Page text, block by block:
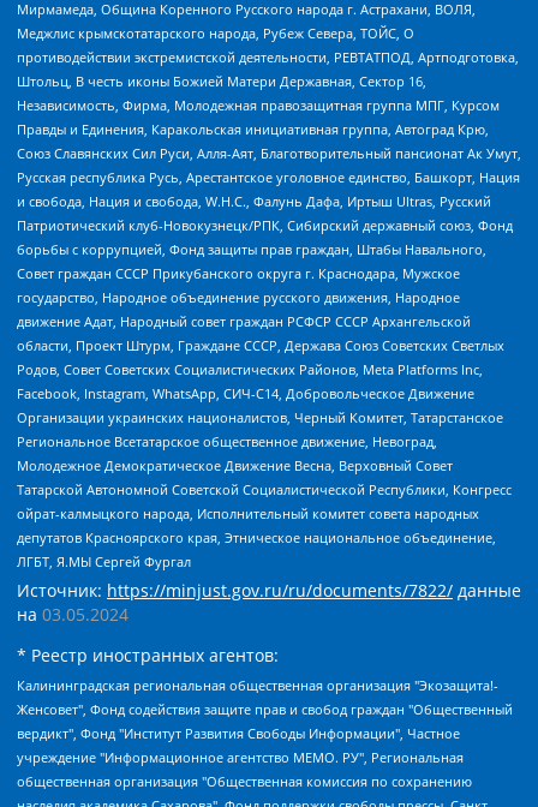
Мирмамеда, Община Коренного Русского народа г. Астрахани, ВОЛЯ,
Меджлис крымскотатарского народа, Рубеж Севера, ТОЙС, О
противодействии экстремистской деятельности, РЕВТАТПОД, Артподготовка,
Штольц, В честь иконы Божией Матери Державная, Сектор 16,
Независимость, Фирма, Молодежная правозащитная группа МПГ, Курсом
Правды и Единения, Каракольская инициативная группа, Автоград Крю,
Союз Славянских Сил Руси, Алля-Аят, Благотворительный пансионат Ак Умут,
Русская республика Русь, Арестантское уголовное единство, Башкорт, Нация
и свобода, Нация и свобода, W.H.С., Фалунь Дафа, Иртыш Ultras, Русский
Патриотический клуб-Новокузнецк/РПК, Сибирский державный союз, Фонд
борьбы с коррупцией, Фонд защиты прав граждан, Штабы Навального,
Совет граждан СССР Прикубанского округа г. Краснодара, Мужское
государство, Народное объединение русского движения, Народное
движение Адат, Народный совет граждан РСФСР СССР Архангельской
области, Проект Штурм, Граждане СССР, Держава Союз Советских Светлых
Родов, Совет Советских Социалистических Районов, Meta Platforms Inc,
Facebook, Instagram, WhatsApp, СИЧ-С14, Добровольческое Движение
Организации украинских националистов, Черный Комитет, Татарстанское
Региональное Всетатарское общественное движение, Невоград,
Молодежное Демократическое Движение Весна, Верховный Совет
Татарской Автономной Советской Социалистической Республики, Конгресс
ойрат-калмыцкого народа, Исполнительный комитет совета народных
депутатов Красноярского края, Этническое национальное объединение,
ЛГБТ, Я.МЫ Сергей Фургал
Источник: https://minjust.gov.ru/ru/documents/7822/ данные
на 03.05.2024
* Реестр иностранных агентов:
Калининградская региональная общественная организация "Экозащита!-Женсовет", Фонд содействия защите прав и свобод граждан "Общественный вердикт", Фонд "Институт Развития Свободы Информации", Частное учреждение "Информационное агентство МЕМО. РУ", Региональная общественная организация "Общественная комиссия по сохранению наследия академика Сахарова", Фонд поддержки свободы прессы, Санкт-Петербургская общественная правозащитная организация "Гражданский контроль", Межрегиональная общественная организация "Информационно-просветительский центр "Мемориал", Региональный Фонд "Центр Защиты Прав Средств Массовой Информации", с 05.12.2023 Фонд "Центр Защиты Прав Средств массовой информации", Региональная общественная благотворительная организация помощи беженцам и мигрантам "Гражданское содействие", Негосударственное образовательное учреждение дополнительного профессионального образования (повышение квалификации) специалистов "АКАДЕМИЯ ПО ПРАВАМ ЧЕЛОВЕКА", Свердловская региональная общественная организация "Сутяжник", Автономная некоммерческая организация "Центр независимых социологических исследований", Союз общественных объединений "Российский исследовательский центр по правам человека", Региональное общественное учреждение научно-информационный центр "МЕМОРИАЛ", Некоммерческая организация "Фонд защиты гласности", Автономная некоммерческая организация "Институт прав человека", Городская общественная организация "Екатеринбургское общество "МЕМОРИАЛ", Городская общественная организация "Рязанское историко-просветительское и правозащитное общество "Мемориал" (Рязанский Мемориал), Челябинский региональный орган общественной самодеятельности – женское общественное объединение "Женщины Евразии", Челябинский региональный орган общественной самодеятельности "Уральская правозащитная группа", Фонд содействия защите здоровья и социальной справедливости имени Андрея Рылькова, Автономная Некоммерческая Организация "Аналитический Центр Юрия Левады", Автономная некоммерческая организация социальной поддержки населения "Проект Апрель", Региональная общественная организация помощи женщинам и детям, находящимся в кризисной ситуации "Информационно-методический центр "Анна", Фонд содействия развитию массовых коммуникаций и правовому просвещению "Так-так-Так", Фонд содействия устойчивому развитию "Серебряная тайга", Свердловский региональный общественный фонд социальных проектов "Новое время", "Idel.Реалии", Кавказ.Реалии, Крым.Реалии, Телеканал Настоящее Время, Татаро-башкирская служба Радио Свобода (Azatliq Radiosi), Радио Свободная Европа/Радио Свобода (PCE/PC), "Сибирь.Реалии", "Фактограф", Благотворительный фонд помощи осужденным и их семьям, Автономная некоммерческая организация "Институт глобализации и социальных движений", Фонд "В защиту прав заключенных", Частное учреждение "Центр поддержки и содействия развитию средств массовой информации", Пензенский региональный общественный благотворительный фонд "Гражданский союз", "Север.Реалии", Некоммерческая организация Фонд "Правовая инициатива", Общество с ограниченной ответственностью "Радио Свободная Европа/Радио Свобода", Чешское информационное агентство "MEDIUM-ORIENT", Красноярская региональная общественная организация "Мы против СПИДа", Камалягин Денис Николаевич, Маркелов Сергей Евгеньевич, Пономарев Лев Александрович, Савицкая Людмила Алексеевна, Автономная некоммерческая организация "Центр по работе с проблемой насилия "НАСИЛИЮ.НЕТ", Межрегиональный профессиональный союз работников здравоохранения "Альянс врачей", Юридическое лицо, зарегистрированное в Латвийской Республике, SIA "Medusa Project" (регистрационный номер 40103797863, дата регистрации 10.06.2014), Некоммерческая организация "Фонд по борьбе с коррупцией", Автономная некоммерческая организация "Институт права и публичной политики", Баданин Роман Сергеевич, Гликин Максим Александрович, Железнова Мария Михайловна, Лукьянова Юлия Сергеевна, Маетная Елизавета Витальевна, Маняхин Петр Борисович, Чуракова Ольга Владимировна, Ярош Юлия Петровна, Юридическое лицо "The Insider SIA", зарегистрированное в Риге, Латвийская Республика (дата регистрации 26.06.2015), являющееся администратором доменного имени интернет-издания "The Insider SIA", https://theins.ru, Постернак Алексей Евгеньевич, Рубин Михаил Аркадьевич, Анин Роман Александрович, Юридическое лицо Istories fonds, зарегистрированное в Латвийской Республике (регистрационный номер 50008295751, дата регистрации 24.02.2020), Великовский Дмитрий Александрович, Долинина Ирина Николаевна, Мароховская Алеся Алексеевна, Шлейнов Роман Юрьевич, Шмагун Олеся Валентиновна, Общество с ограниченной ответственностью "Альтаир 2021", Общество с ограниченной ответственностью "Вега 2021", Общество с ограниченной ответственностью "Главный редактор 2021", Общество с ограниченной ответственностью "Ромашки монолит", Важенков Артем Валерьевич, Ивановская областная общественная организация "Центр гендерных исследований", Гурман Юрий Альбертович, Медиапроект "ОВД-Инфо", Егоров Владимир Владимирович, Жилинский Владимир Александрович, Общество с ограниченной ответственностью "ЗП", Иванова София Юрьевна, Карезина Инна Павловна, Кильтау Екатерина Викторовна, Петров Алексей Викторович, Пискунов Сергей Евгеньевич, Смирнов Сергей Сергеевич, Тихонов Михаил Сергеевич, Общество с ограниченной ответственностью "ЖУРНАЛИСТ-ИНОСТРАННЫЙ АГЕНТ", Арапова Галина Юрьевна, Вольтская Татьяна Анатольевна, Американская компания "Mason G.E.S. Anonymous Foundation" (США), являющаяся владельцем интернет-издания https://mnews.world/, Компания "Stichting Bellingcat", зарегистрированная в Нидерландах (дата регистрации 11.07.2018), Захаров Андрей Вячеславович, Клепиковская Екатерина Дмитриевна, Общество с ограниченной ответственностью "МЕМО", Перл Роман Александрович, Симонов Евгений Алексеевич, Соловьева Елена Анатольевна, Сотников Даниил Владимирович, Сурначева Елизавета Дмитриевна, Автономная некоммерческая организация по защите прав человека и информированию населения "Якутия – Наше Мнение", Общество с ограниченной ответственностью "Москоу диджитал медиа", с 26.01.2023 Общество с ограниченной ответственностью "Чайка Белые сады", Ветошкина Валерия Валерьевна, Заговора Максим Александрович, Межрегиональное общественное движение "Российская ЛГБТ - сеть", Оленичев Максим Владимирович, Павлов Иван Юрьевич, Скворцова Елена Сергеевна, Общество с ограниченной ответственностью "Как бы инагент", Кочетков Игорь Викторович, Общество с ограниченной ответственностью "Честные выборы", Еланчик Олег Александрович, Общество с ограниченной ответственностью "Нобелевский призыв", Гималова Регина Эмилевна, Григорьев Андрей Валерьевич, Григорьева Алина Александровна, Ассоциация по содействию защите прав призывников, альтернативнослужащих и военнослужащих "Правозащитная группа "Гражданин.Армия.Право", Хисамова Регина Фаритовна, Автономная некоммерческая организация по реализации социально-правовых программ "Лилит", Дальневосточное общественное движение "Маяк", Санкт-Петербургская ЛГБТ-инициативная группа "Выход", Инициативная группа ЛГБТ+ "Реверс", Алексеев Андрей Викторович, Бекбулатова Таисия Львовна, Беляев Иван Михайлович, Владыкина Елена Сергеевна, Гельман Марат Александрович, Никульшина Вероника Юрьевна, Толоконникова Надежда Андреевна, Шендерович Виктор Анатольевич, Общество с ограниченной ответственностью "Данное сообщение", Общество с ограниченной ответственностью Издательский дом "Новая глава", Айнбиндер Александра Александровна, Московский комьюнити-центр для ЛГБТ+инициатив, Благотворительный фонд развития филантропии, Deutsche Welle (Германия, Kurt-Schumacher-Strasse 3, 53113 Bonn), Борзунова Мария Михайловна, Воробьев Виктор Викторович, Голубева Анна Львовна, Константинова Алла Михайловна, Малкова Ирина Владимировна, Мурадов Мурад Абдулгалимович, Осетинская Елизавета Николаевна, Понасенков Евгений Николаевич, Ганапольский Матвей Юрьевич, Киселев Евгений Алексеевич, Борухович Ирина Григорьевна, Дремин Иван Тимофеевич, Дубровский Дмитрий Викторович, Красноярская региональная общественная организация поддержки и развития альтернативных образовательных технологий и межкультурных коммуникаций "ИНТЕРРА", Маяковская Екатерина Алексеевна, Фейгин Марк Захарович, Филимонов Андрей Викторович, Дзугкоева Регина Николаевна, Доброхотов Роман Александрович, Дудь Юрий Александрович, Елкин Сергей Владимирович, Кругликов Кирилл Игоревич, Сабунаева Мария Леонидовна, Семенов Алексей Владимирович, Шаинян Карен Багратович, Шульман Екатерина Михайловна, Асафьев Артур Валерьевич, Вахштайн Виктор Семенович, Венедиктов Алексей Алексеевич, Лушникова Екатерина Евгеньевна, Волков Леонид Михайлович, Невзоров Александр Глебович, Пархоменко Сергей Борисович, Сироткин Ярослав Николаевич, Кара-Мурза Владимир Владимирович, Баранова Наталья Владимировна, Гозман Леонид Яковлевич, Кагарлицкий Борис Юльевич, Климарев Михаил Валерьевич, Милов Владимир Станиславович, Автономная некоммерческая организация Краснодарский центр современного искусства "Типография", Моргенштерн Алишер Тагирович, Соболь Любовь Эдуардовна, Общество с ограниченной ответственностью "ЛИЗА НОРМ", Каспаров Гарри Кимович, Ходорковский Михаил Борисович, Общество с ограниченной ответственностью "Апрельские тезисы", Данилович Ирина Брониславовна, Кашин Олег Владимирович, Петров Николай Владимирович, Пивоваров Алексей Владимирович, Соколов Михаил Владимирович, Цветкова Юлия Владимировна, Чичваркин Евгений Александрович, Комитет против пыток/Команда против пыток, Общество с ограниченной ответственностью "Первый научный", Общество с ограниченной ответственностью "Вертолет и ко", Белоцерковская Вероника Борисовна, Кац Максим Евгеньевич, Лазарева Татьяна Юрьевна, Шаведдинов Руслан Табризович, Яшин Илья Валерьевич, Общество с ограниченной ответственностью "Иноагент ААВ", Алешковский Дмитрий Петрович, Альбац Евгения Марковна, Быков Дмитрий Львович, Галямина Юлия Евгеньевна, Лойко Сергей Леонидович, Мартынов Кирилл Константинович, Медведев Сергей Александрович, Крашенинников Федор Геннадиевич, Гордеева Катерина Вл